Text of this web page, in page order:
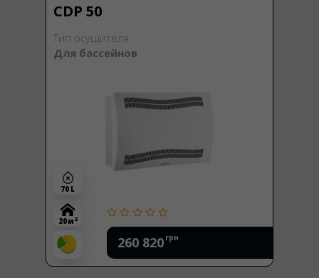
CDP 50
Тип осушителя:
Для бассейнов
260 820 грн
70 L
20 м 2